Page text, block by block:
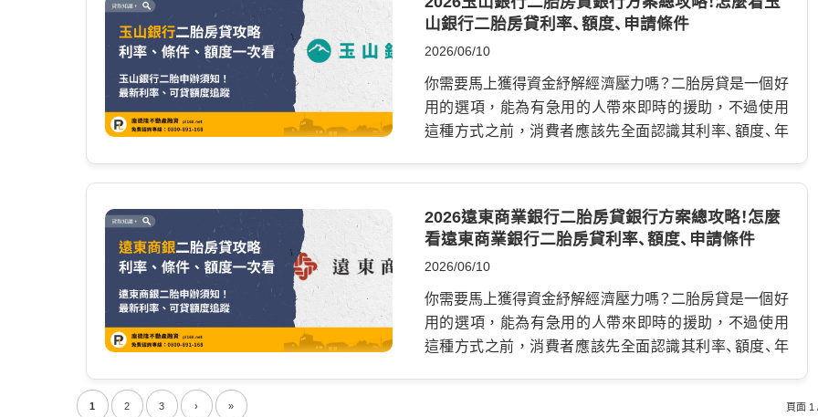
民間借款，通常比房屋貸款利率高。 債務整合應該先處
理高利率負債，而不是把低利貸款拿去還低利貸款。 還
能增加總利息。 雖然這是一種降壓的手段，但你需要釐
清，目前最需要的是降低月付壓力，還是節省總利息。
有沒有額外手續費或代辦費。 有些業者會用低利率吸引
借款人，實際上卻收取高額代辦費、服務費、設定費或其
他名目費用。 申請前一定要問清楚，不要只聽一句「保證
過件」。 債務整合最怕的，就是本來想解決債務，最後卻
又增加新的費用。 銀行債務整合沒過怎麼辦？有房產可評
估龐德隆二胎房貸 銀行債務整合沒有通過，通常原因可
高、近期有遲繳紀錄、收入證明不完整、工作年資太短，或
名下貸款太多筆。 如果你已經被銀行婉拒，先不要急著
到處送件！ 短時間內一直查聯徵，反而會讓後續銀行更保
守。 比較好的方式，是先把目前債務狀況整理清楚，再
評估下一步。 如果名下有房產，且房屋還有可運用價
什麼是凱基銀行二胎房貸？ 凱基銀行二胎房貸是指當一
個人已擁有了一筆房屋貸款，仍然在償還時，再次申請
的一筆借貸，這次抵押權排在第二位，即為凱基銀行二
胎，因此又稱為二順位貸款，這種方式常常用於補充第
一順位額度的不足，例如購買更大的房屋、進行家庭裝
修，然而準備申請時，需要小心評估風險，因為如果無
山銀行二胎房貸利率、額度、申請條件
2026/06/10
你需要馬上獲得資金紓解經濟壓力嗎？二胎房貸是一個好
用的選項，能為有急用的人帶來即時的援助，不過使用
這種方式之前，消費者應該先全面認識其利率、額度、年
什麼是玉山銀行二胎房貸？ 玉山二胎房貸是指當一個人
已擁有了一筆房屋貸款，仍然在償還時，再次申請的一
筆借貸，這次抵押權排在第二位，即為玉山銀行二胎，
因此又稱為二順位貸款，這種方式常常用於補充第一順
位額度的不足，例如購買更大的房屋、進行家庭裝修，然
而準備申請時，需要小心評估風險，因為如果無法償還
2026遠東商業銀行二胎房貸銀行方案總攻略！怎麼
看遠東商業銀行二胎房貸利率、額度、申請條件
2026/06/10
你需要馬上獲得資金紓解經濟壓力嗎？二胎房貸是一個好
用的選項，能為有急用的人帶來即時的援助，不過使用
這種方式之前，消費者應該先全面認識其利率、額度、年
頁面 1
1 2 3 › »